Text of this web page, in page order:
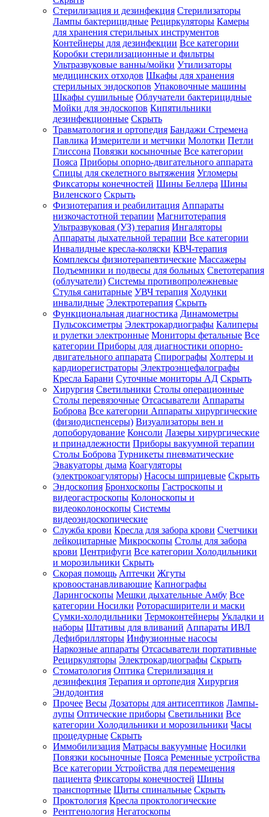
Стерилизация и дезинфекция Стерилизаторы
Лампы бактерицидные Рециркуляторы Камеры
для хранения стерильных инструментов
Контейнеры для дезинфекции Все категории
Коробки стерилизационные и фильтры
Ультразвуковые ванны/мойки Утилизаторы
медицинских отходов Шкафы для хранения
стерильных эндоскопов Упаковочные машины
Шкафы сушильные Облучатели бактерицидные
Мойки для эндоскопов Кипятильники
дезинфекционные Скрыть
Травматология и ортопедия Бандажи Стремена
Павлика Измерители и метчики Молотки Петли
Глиссона Повязки косыночные Все категории
Пояса Приборы опорно-двигательного аппарата
Спицы для скелетного вытяжения Угломеры
Фиксаторы конечностей Шины Беллера Шины
Виленского Скрыть
Физиотерапия и реабилитация Аппараты
низкочастотной терапии Магнитотерапия
Ультразвуковая (УЗ) терапия Ингаляторы
Аппараты дыхательной терапии Все категории
Инвалидные кресла-коляски КВЧ-терапия
Комплексы физиотерапевтические Массажеры
Подъемники и подвесы для больных Светотерапия
(облучатели) Системы противопролежневые
Стулья санитарные УВЧ терапия Ходунки
инвалидные Электротерапия Скрыть
Функциональная диагностика Динамометры
Пульсоксиметры Электрокардиографы Калиперы
и рулетки электронные Мониторы фетальные Все
категории Приборы для диагностики опорно-
двигательного аппарата Спирографы Холтеры и
кардиорегистраторы Электроэнцефалографы
Кресла Барани Суточные мониторы АД Скрыть
Хирургия Светильники Столы операционные
Столы перевязочные Отсасыватели Аппараты
Боброва Все категории Аппараты хирургические
(физиодиспенсеры) Визуализаторы вен и
допоборудование Консоли Лазеры хирургические
и принадлежности Приборы вакуумной терапии
Столы Боброва Турникеты пневматические
Эвакуаторы дыма Коагуляторы
(электрокоагуляторы) Насосы шприцевые Скрыть
Эндоскопия Бронхоскопы Гастроскопы и
видеогастроскопы Колоноскопы и
видеоколоноскопы Системы
видеоэндоскопические
Служба крови Кресла для забора крови Счетчики
лейкоцитарные Микроскопы Столы для забора
крови Центрифуги Все категории Холодильники
и морозильники Скрыть
Скорая помощь Аптечки Жгуты
кровоостанавливающие Капнографы
Ларингоскопы Мешки дыхательные Амбу Все
категории Носилки Роторасширители и маски
Сумки-холодильники Термоконтейнеры Укладки и
наборы Штативы для вливаний Аппараты ИВЛ
Дефибрилляторы Инфузионные насосы
Наркозные аппараты Отсасыватели портативные
Рециркуляторы Электрокардиографы Скрыть
Стоматология Оптика Стерилизация и
дезинфекция Терапия и ортопедия Хирургия
Эндодонтия
Прочее Весы Дозаторы для антисептиков Лампы-
лупы Оптические приборы Светильники Все
категории Холодильники и морозильники Часы
процедурные Скрыть
Иммобилизация Матрасы вакуумные Носилки
Повязки косыночные Пояса Ременные устройства
Все категории Устройства для перемещения
пациента Фиксаторы конечностей Шины
транспортные Щиты спинальные Скрыть
Проктология Кресла проктологические
Рентгенология Негатоскопы